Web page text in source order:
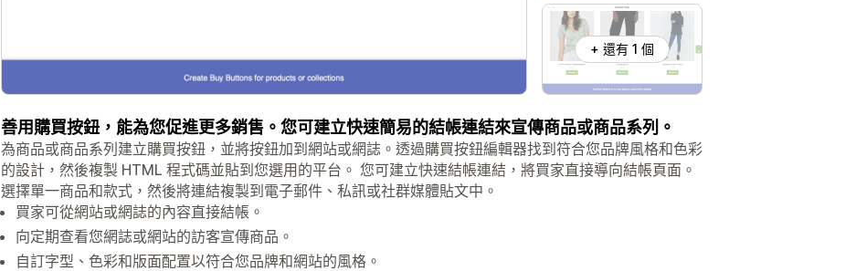
+ 還有 1 個
善用購買按鈕，能為您促進更多銷售。您可建立快速簡易的結帳連結來宣傳商品或商品系列。
為商品或商品系列建立購買按鈕，並將按鈕加到網站或網誌。透過購買按鈕編輯器找到符合您品牌風格和色彩
的設計，然後複製 HTML 程式碼並貼到您選用的平台。 您可建立快速結帳連結，將買家直接導向結帳頁面。
選擇單一商品和款式，然後將連結複製到電子郵件、私訊或社群媒體貼文中。
買家可從網站或網誌的內容直接結帳。
向定期查看您網誌或網站的訪客宣傳商品。
自訂字型、色彩和版面配置以符合您品牌和網站的風格。